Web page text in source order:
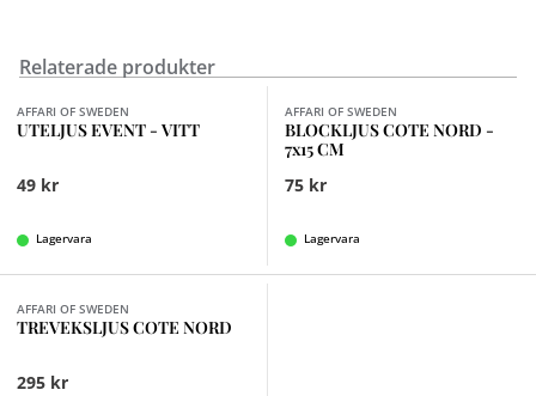
Relaterade produkter
AFFARI OF SWEDEN
UTELJUS EVENT - VITT
49 kr
Lagervara
AFFARI OF SWEDEN
BLOCKLJUS COTE NORD -
7x15 CM
75 kr
Lagervara
AFFARI OF SWEDEN
TREVEKSLJUS COTE NORD
295 kr